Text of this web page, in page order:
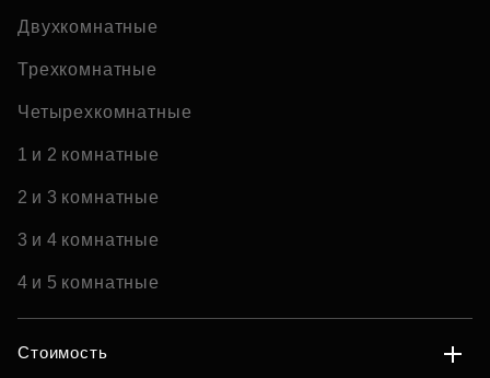
Двухкомнатные
Трехкомнатные
Четырехкомнатные
1 и 2 комнатные
2 и 3 комнатные
3 и 4 комнатные
4 и 5 комнатные
Стоимость